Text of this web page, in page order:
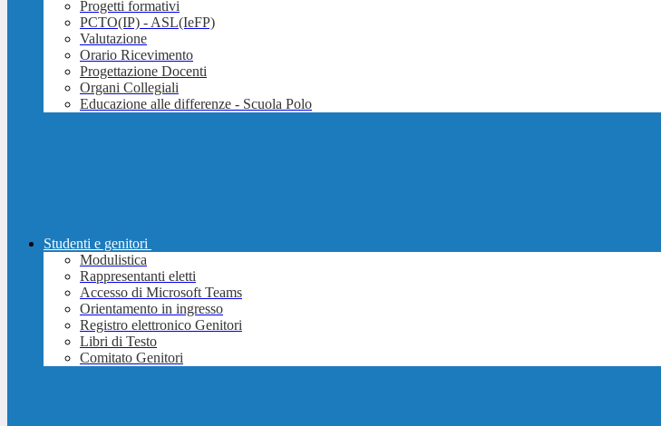
Progetti formativi
PCTO(IP) - ASL(IeFP)
Valutazione
Orario Ricevimento
Progettazione Docenti
Organi Collegiali
Educazione alle differenze - Scuola Polo
Studenti e genitori
Modulistica
Rappresentanti eletti
Accesso di Microsoft Teams
Orientamento in ingresso
Registro elettronico Genitori
Libri di Testo
Comitato Genitori